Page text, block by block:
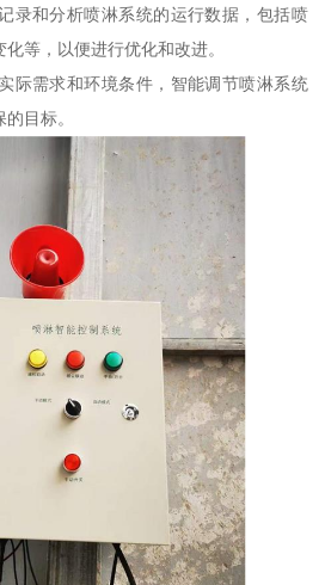
录和分析喷淋系统的运行数据，包括喷
等，以便进行优化和改进。
际需求和环境条件，智能调节喷淋系统
目标。